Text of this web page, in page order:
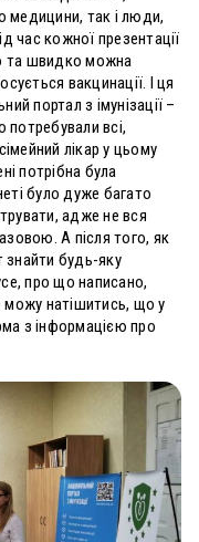
медицини, так і люди,
час кожної презентації
та швидко можна
вакцинації. І ця
портал з імунізації –
потребували всі,
лікар у цьому
потрібна була
було дуже багато
адже не вся
А після того, як
знайти будь-яку
про що написано,
можу натішитись, що у
з інформацією про